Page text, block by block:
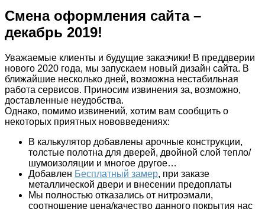
Смена оформления сайта –
декабрь 2019!
Уважаемые клиенты и будущие заказчики! В преддверии
нового 2020 года, мы запускаем новый дизайн сайта. В
ближайшие несколько дней, возможна нестабильная
работа сервисов. Приносим извинения за, возможно,
доставленные неудобства.
Однако, помимо извинений, хотим вам сообщить о
некоторых приятных нововведениях:
В калькулятор добавлены арочные конструкции,
толстые полотна для дверей, двойной слой тепло/
шумоизоляции и многое другое…
Добавлен Бесплатный замер, при заказе
металлической двери и внесении предоплаты
Мы полностью отказались от нитроэмали,
соотношение цена/качество данного покрытия нас